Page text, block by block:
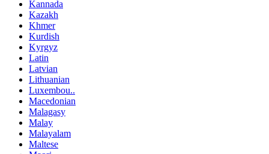
Kannada
Kazakh
Khmer
Kurdish
Kyrgyz
Latin
Latvian
Lithuanian
Luxembou..
Macedonian
Malagasy
Malay
Malayalam
Maltese